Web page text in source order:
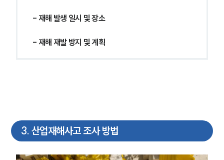
- 재해 발생 일시 및 장소
- 재해 재발 방지 및 계획
3. 산업재해사고 조사 방법